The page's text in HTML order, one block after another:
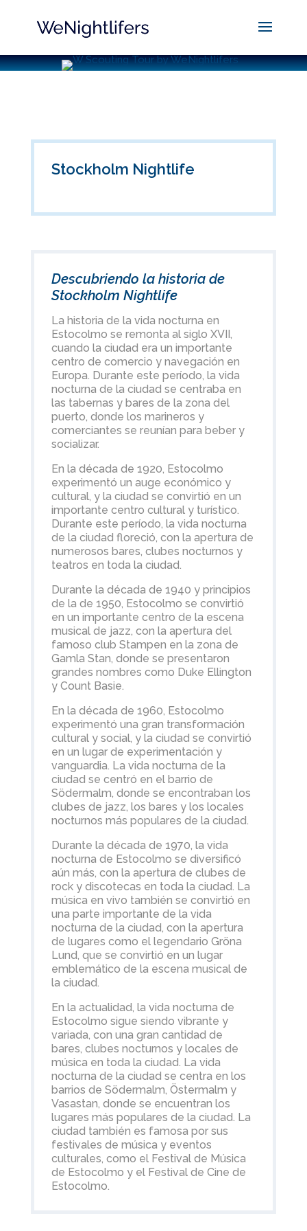
Stockholm Nightlife
Descubriendo la historia de
Stockholm Nightlife
La historia de la vida nocturna en
Estocolmo se remonta al siglo XVII,
cuando la ciudad era un importante
centro de comercio y navegación en
Europa. Durante este período, la vida
nocturna de la ciudad se centraba en
las tabernas y bares de la zona del
puerto, donde los marineros y
comerciantes se reunían para beber y
socializar.
En la década de 1920, Estocolmo
experimentó un auge económico y
cultural, y la ciudad se convirtió en un
importante centro cultural y turístico.
Durante este período, la vida nocturna
de la ciudad floreció, con la apertura de
numerosos bares, clubes nocturnos y
teatros en toda la ciudad.
Durante la década de 1940 y principios
de la de 1950, Estocolmo se convirtió
en un importante centro de la escena
musical de jazz, con la apertura del
famoso club Stampen en la zona de
Gamla Stan, donde se presentaron
grandes nombres como Duke Ellington
y Count Basie.
En la década de 1960, Estocolmo
experimentó una gran transformación
cultural y social, y la ciudad se convirtió
en un lugar de experimentación y
vanguardia. La vida nocturna de la
ciudad se centró en el barrio de
Södermalm, donde se encontraban los
clubes de jazz, los bares y los locales
nocturnos más populares de la ciudad.
Durante la década de 1970, la vida
nocturna de Estocolmo se diversificó
aún más, con la apertura de clubes de
rock y discotecas en toda la ciudad. La
música en vivo también se convirtió en
una parte importante de la vida
nocturna de la ciudad, con la apertura
de lugares como el legendario Gröna
Lund, que se convirtió en un lugar
emblemático de la escena musical de
la ciudad.
En la actualidad, la vida nocturna de
Estocolmo sigue siendo vibrante y
variada, con una gran cantidad de
bares, clubes nocturnos y locales de
música en toda la ciudad. La vida
nocturna de la ciudad se centra en los
barrios de Södermalm, Östermalm y
Vasastan, donde se encuentran los
lugares más populares de la ciudad. La
ciudad también es famosa por sus
festivales de música y eventos
culturales, como el Festival de Música
de Estocolmo y el Festival de Cine de
Estocolmo.